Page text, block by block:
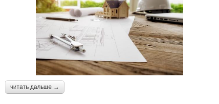
читать дальше →